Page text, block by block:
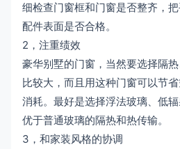
细检查门窗框和门窗是否整齐，
配件表面是否合格。
2，注重绩效
豪华别墅的门窗，当然要选择隔
比较大，而且用这种门窗可以节
消耗。最好是选择浮法玻璃、低
优于普通玻璃的隔热和热传输。
3，和家装风格的协调